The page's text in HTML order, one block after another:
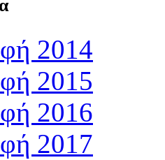
2014
2015
2016
2017